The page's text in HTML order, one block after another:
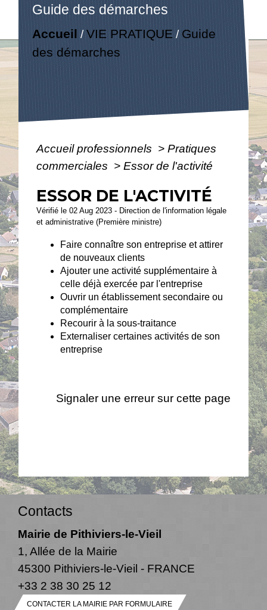
Guide des démarches
Accueil /VIE PRATIQUE / Guide
des démarches
Accueil professionnels > Pratiques
commerciales > Essor de l'activité
ESSOR DE L'ACTIVITÉ
Vérifié le 02 Aug 2023 - Direction de l'information légale
et administrative (Première ministre)
Faire connaître son entreprise et attirer
de nouveaux clients
Ajouter une activité supplémentaire à
celle déjà exercée par l'entreprise
Ouvrir un établissement secondaire ou
complémentaire
Recourir à la sous-traitance
Externaliser certaines activités de son
entreprise
Signaler une erreur sur cette page
Contacts
Mairie de Pithiviers-le-Vieil
1, Allée de la Mairie
45300 Pithiviers-le-Vieil - FRANCE
+33 2 38 30 25 12
CONTACTER LA MAIRIE PAR FORMULAIRE